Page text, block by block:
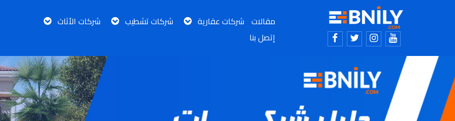
مقالات شركات عقارية شركات تشطيب
شركات الأثاث
إتصل بنا